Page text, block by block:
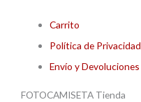
Carrito
Política de Privacidad
Envío y Devoluciones
FOTOCAMISETA Tienda